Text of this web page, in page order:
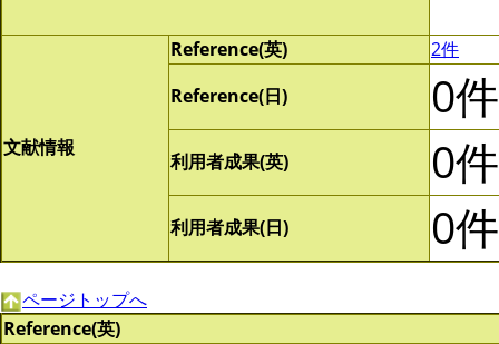
文献情報
Reference(英)
2件
Reference(日)
0件
利用者成果(英) 0件
利用者成果(日) 0件
ページトップへ
Reference(英)